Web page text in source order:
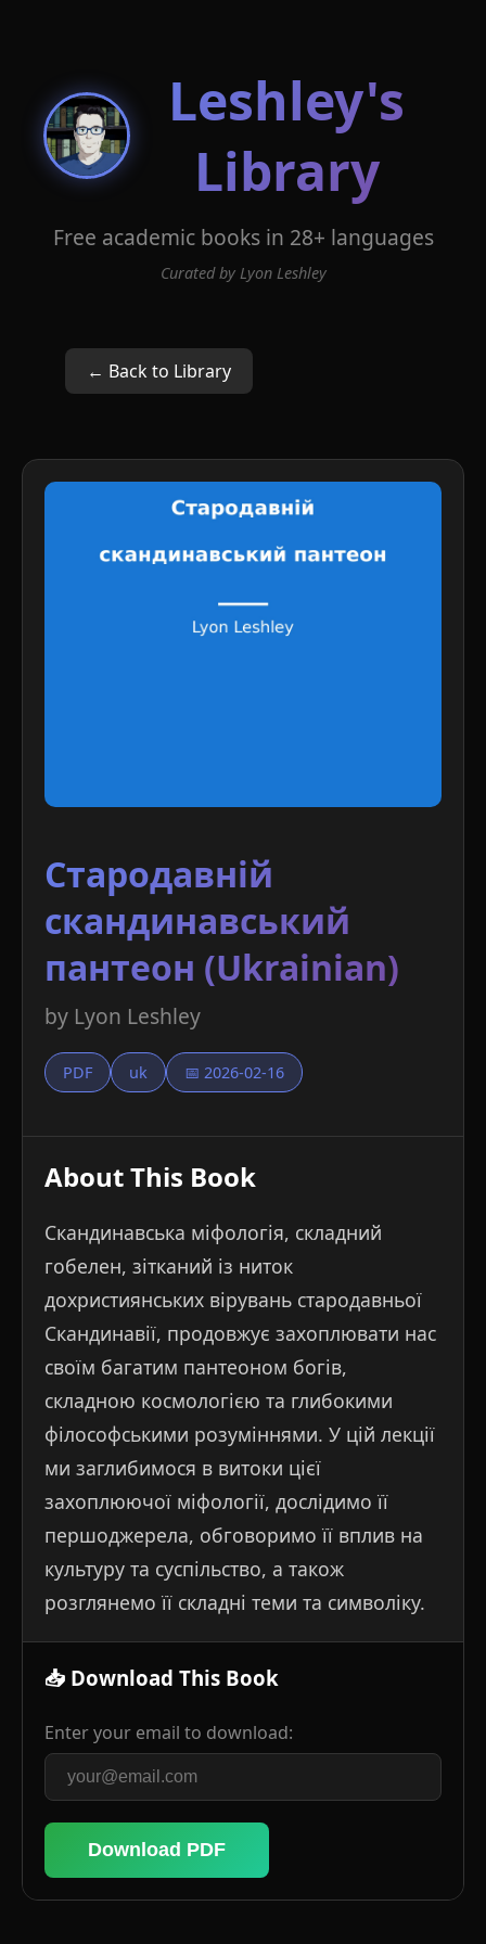
Leshley's
Library
Free academic books in 28+ languages
Curated by Lyon Leshley
← Back to Library
Стародавній
скандинавський
пантеон (Ukrainian)
by Lyon Leshley
PDF uk 📅 2026-02-16
About This Book
Скандинавська міфологія, складний
гобелен, зітканий із ниток
дохристиянських вірувань стародавньої
Скандинавії, продовжує захоплювати нас
своїм багатим пантеоном богів,
складною космологією та глибокими
філософськими розуміннями. У цій лекції
ми заглибимося в витоки цієї
захоплюючої міфології, дослідимо її
першоджерела, обговоримо її вплив на
культуру та суспільство, а також
розглянемо її складні теми та символіку.
📥 Download This Book
Enter your email to download:
Download PDF